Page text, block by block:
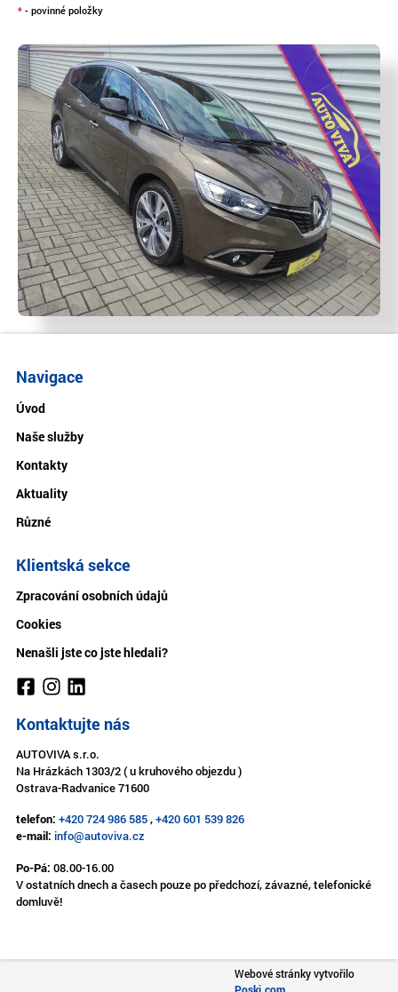
* - povinné položky
Navigace
Úvod
Naše služby
Kontakty
Aktuality
Různé
Klientská sekce
Zpracování osobních údajů
Cookies
Nenašli jste co jste hledali?
Kontaktujte nás
AUTOVIVA s.r.o.
Na Hrázkách 1303/2 ( u kruhového objezdu )
Ostrava-Radvanice 71600
telefon: +420 724 986 585,+420 601 539 826
e-mail: info@autoviva.cz
Po-Pá: 08.00-16.00
V ostatních dnech a časech pouze po předchozí, závazné, telefonické
domluvě!
Webové stránky vytvořilo
Poski.com.